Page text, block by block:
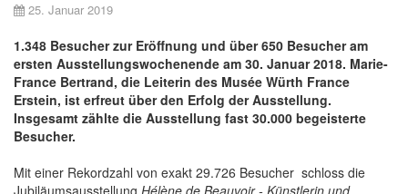
25. Januar 2019
1.348 Besucher zur Eröffnung und über 650 Besucher am
ersten Ausstellungswochenende am 30. Januar 2018. Marie-
France Bertrand, die Leiterin des Musée Würth France
Erstein, ist erfreut über den Erfolg der Ausstellung.
Insgesamt zählte die Ausstellung fast 30.000 begeisterte
Besucher.
Mit einer Rekordzahl von exakt 29.726 Besucher schloss die